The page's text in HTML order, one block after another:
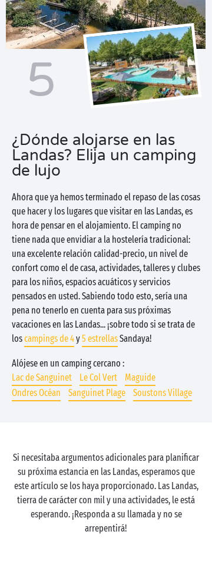
5
¿Dónde alojarse en las
Landas? Elija un camping
de lujo
Ahora que ya hemos terminado el repaso de las cosas
que hacer y los lugares que visitar en las Landas, es
hora de pensar en el alojamiento. El camping no
tiene nada que envidiar a la hostelería tradicional:
una excelente relación calidad-precio, un nivel de
confort como el de casa, actividades, talleres y clubes
para los niños, espacios acuáticos y servicios
pensados en usted. Sabiendo todo esto, sería una
pena no tenerlo en cuenta para sus próximas
vacaciones en las Landas... ¡sobre todo si se trata de
loscampings de 4y5 estrellasSandaya!
Alójese en un camping cercano :
Lac de Sanguinet
Le Col Vert
Maguide
Ondres Océan
Sanguinet Plage Soustons Village
Si necesitaba argumentos adicionales para planificar
su próxima estancia en las Landas, esperamos que
este artículo se los haya proporcionado. Las Landas,
tierra de carácter con mil y una actividades, le está
esperando. ¡Responda a su llamada y no se
arrepentirá!